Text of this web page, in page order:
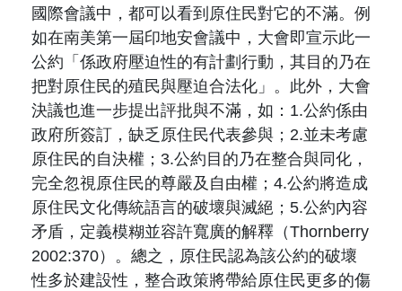
國際會議中，都可以看到原住民對它的不滿。例
如在南美第一屆印地安會議中，大會即宣示此一
公約「係政府壓迫性的有計劃行動，其目的乃在
把對原住民的殖民與壓迫合法化」。此外，大會
決議也進一步提出評批與不滿，如：1.公約係由
政府所簽訂，缺乏原住民代表參與；2.並未考慮
原住民的自決權；3.公約目的乃在整合與同化，
完全忽視原住民的尊嚴及自由權；4.公約將造成
原住民文化傳統語言的破壞與滅絕；5.公約內容
矛盾，定義模糊並容許寬廣的解釋（Thornberry
2002:370）。總之，原住民認為該公約的破壞
性多於建設性，整合政策將帶給原住民更多的傷